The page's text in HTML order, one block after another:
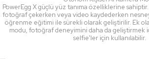
PowerEgg X güçlü yüz tanıma özelliklerine
fotoğraf çekerken veya video kaydederken
öğrenme eğitimi ile sürekli olarak geliştirilir. Ek
modu, fotoğraf deneyimini daha da geliştirmek
selfie'ler için kullanılabilir.